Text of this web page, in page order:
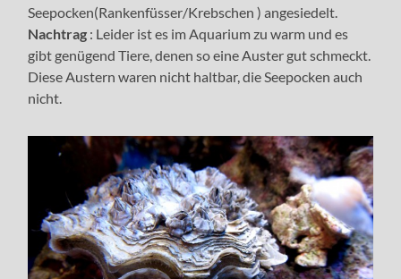
Seepocken(Rankenfüsser/Krebschen ) angesiedelt.
Nachtrag : Leider ist es im Aquarium zu warm und es
gibt genügend Tiere, denen so eine Auster gut schmeckt.
Diese Austern waren nicht haltbar, die Seepocken auch
nicht.